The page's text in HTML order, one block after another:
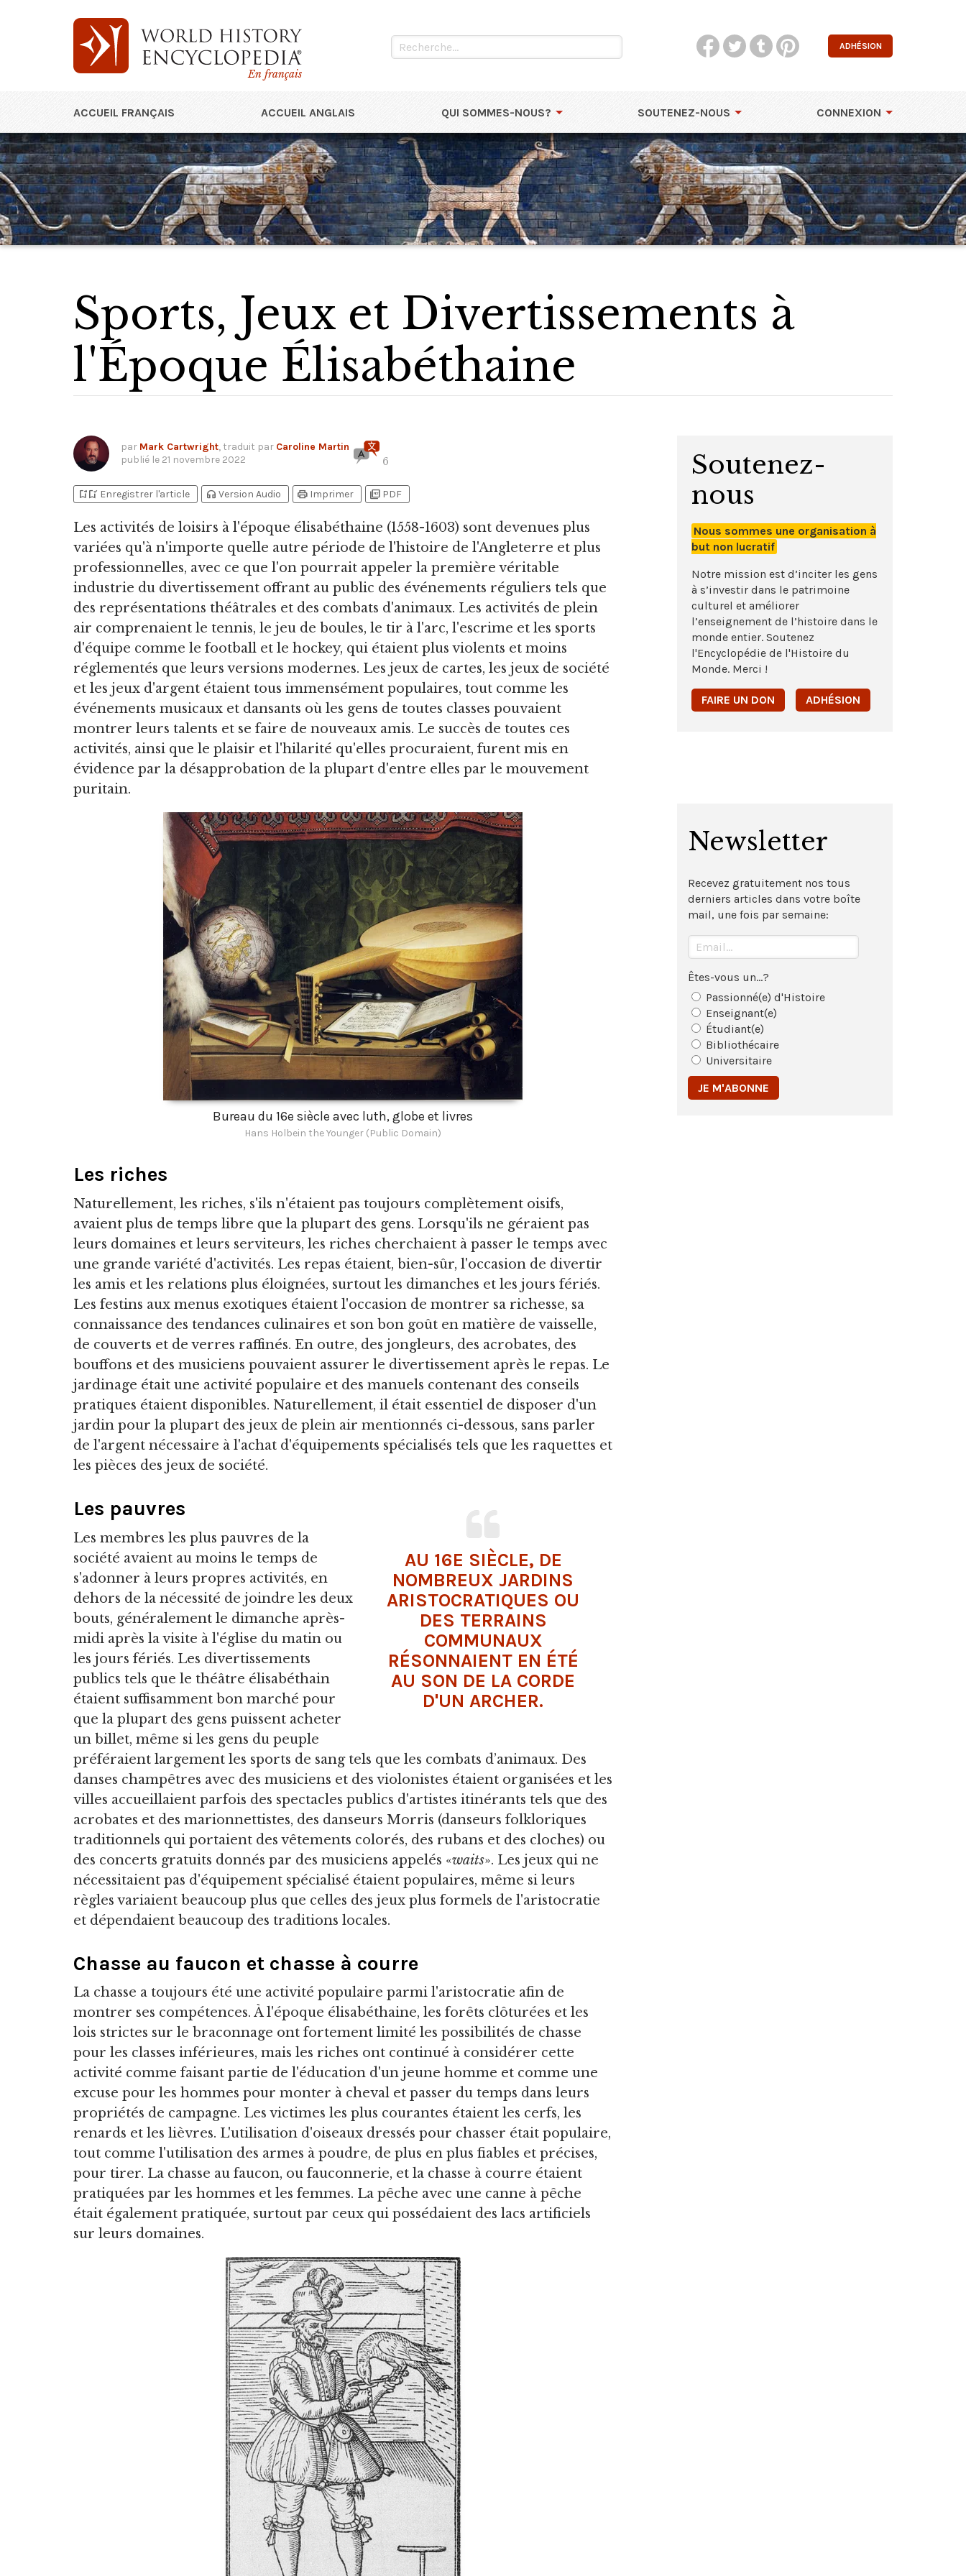
En français
ADHÉSION
ACCUEIL FRANÇAIS ACCUEIL ANGLAIS QUI SOMMES-NOUS? SOUTENEZ-NOUS CONNEXION
Sports, Jeux et Divertissements à
l'Époque Élisabéthaine
par Mark Cartwright, traduit par Caroline Martin
publié le 21 novembre 2022 6
bookmark_addbookmark_added Enregistrer l'article headphones Version Audio print Imprimer picture_as_pdf PDF
Les activités de loisirs à l'époque élisabéthaine (1558-1603) sont devenues plus
variées qu'à n'importe quelle autre période de l'histoire de l'Angleterre et plus
professionnelles, avec ce que l'on pourrait appeler la première véritable
industrie du divertissement offrant au public des événements réguliers tels que
des représentations théâtrales et des combats d'animaux. Les activités de plein
air comprenaient le tennis, le jeu de boules, le tir à l'arc, l'escrime et les sports
d'équipe comme le football et le hockey, qui étaient plus violents et moins
réglementés que leurs versions modernes. Les jeux de cartes, les jeux de société
et les jeux d'argent étaient tous immensément populaires, tout comme les
événements musicaux et dansants où les gens de toutes classes pouvaient
montrer leurs talents et se faire de nouveaux amis. Le succès de toutes ces
activités, ainsi que le plaisir et l'hilarité qu'elles procuraient, furent mis en
évidence par la désapprobation de la plupart d'entre elles par le mouvement
puritain.
Bureau du 16e siècle avec luth, globe et livres
Hans Holbein the Younger (Public Domain)
Les riches
Naturellement, les riches, s'ils n'étaient pas toujours complètement oisifs,
avaient plus de temps libre que la plupart des gens. Lorsqu'ils ne géraient pas
leurs domaines et leurs serviteurs, les riches cherchaient à passer le temps avec
une grande variété d'activités. Les repas étaient, bien-sûr, l'occasion de divertir
les amis et les relations plus éloignées, surtout les dimanches et les jours fériés.
Les festins aux menus exotiques étaient l'occasion de montrer sa richesse, sa
connaissance des tendances culinaires et son bon goût en matière de vaisselle,
de couverts et de verres raffinés. En outre, des jongleurs, des acrobates, des
bouffons et des musiciens pouvaient assurer le divertissement après le repas. Le
jardinage était une activité populaire et des manuels contenant des conseils
pratiques étaient disponibles. Naturellement, il était essentiel de disposer d'un
jardin pour la plupart des jeux de plein air mentionnés ci-dessous, sans parler
de l'argent nécessaire à l'achat d'équipements spécialisés tels que les raquettes et
les pièces des jeux de société.
AU 16E SIÈCLE, DE
NOMBREUX JARDINS
ARISTOCRATIQUES OU
DES TERRAINS
COMMUNAUX
RÉSONNAIENT EN ÉTÉ
AU SON DE LA CORDE
D'UN ARCHER.
Les pauvres
Les membres les plus pauvres de la
société avaient au moins le temps de
s'adonner à leurs propres activités, en
dehors de la nécessité de joindre les deux
bouts, généralement le dimanche après-
midi après la visite à l'église du matin ou
les jours fériés. Les divertissements
publics tels que le théâtre élisabéthain
étaient suffisamment bon marché pour
que la plupart des gens puissent acheter
un billet, même si les gens du peuple
préféraient largement les sports de sang tels que les combats d’animaux. Des
danses champêtres avec des musiciens et des violonistes étaient organisées et les
villes accueillaient parfois des spectacles publics d'artistes itinérants tels que des
acrobates et des marionnettistes, des danseurs Morris (danseurs folkloriques
traditionnels qui portaient des vêtements colorés, des rubans et des cloches) ou
des concerts gratuits donnés par des musiciens appelés «waits». Les jeux qui ne
nécessitaient pas d'équipement spécialisé étaient populaires, même si leurs
règles variaient beaucoup plus que celles des jeux plus formels de l'aristocratie
et dépendaient beaucoup des traditions locales.
Chasse au faucon et chasse à courre
La chasse a toujours été une activité populaire parmi l'aristocratie afin de
montrer ses compétences. À l'époque élisabéthaine, les forêts clôturées et les
lois strictes sur le braconnage ont fortement limité les possibilités de chasse
pour les classes inférieures, mais les riches ont continué à considérer cette
activité comme faisant partie de l'éducation d'un jeune homme et comme une
excuse pour les hommes pour monter à cheval et passer du temps dans leurs
propriétés de campagne. Les victimes les plus courantes étaient les cerfs, les
renards et les lièvres. L'utilisation d'oiseaux dressés pour chasser était populaire,
tout comme l'utilisation des armes à poudre, de plus en plus fiables et précises,
pour tirer. La chasse au faucon, ou fauconnerie, et la chasse à courre étaient
pratiquées par les hommes et les femmes. La pêche avec une canne à pêche
était également pratiquée, surtout par ceux qui possédaient des lacs artificiels
sur leurs domaines.
Soutenez-
nous
Nous sommes une organisation à
but non lucratif
Notre mission est d’inciter les gens
à s’investir dans le patrimoine
culturel et améliorer
l’enseignement de l’histoire dans le
monde entier. Soutenez
l'Encyclopédie de l'Histoire du
Monde. Merci !
FAIRE UN DON ADHÉSION
Newsletter
Recevez gratuitement nos tous
derniers articles dans votre boîte
mail, une fois par semaine:
Êtes-vous un...?
Passionné(e) d'Histoire
Enseignant(e)
Étudiant(e)
Bibliothécaire
Universitaire